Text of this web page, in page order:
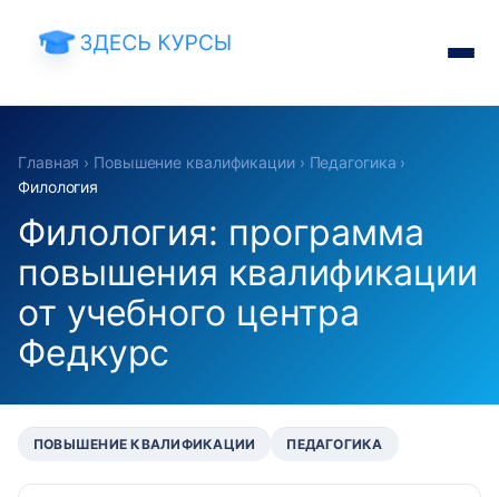
Главная › Повышение квалификации› Педагогика ›
Филология
Филология: программа
повышения квалификации
от учебного центра
Федкурс
ПОВЫШЕНИЕ КВАЛИФИКАЦИИ ПЕДАГОГИКА